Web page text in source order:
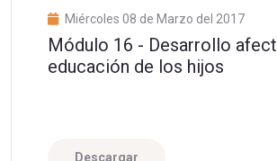
Miércoles 08 de Marzo del 2017
Módulo 16 - Desarrollo
educación de los hijos
Descargar